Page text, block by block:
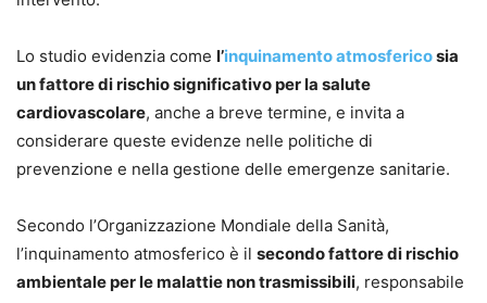
Lo studio evidenzia come l’inquinamento atmosfericosia
un fattore di rischio significativo per la salute
cardiovascolare, anche a breve termine, e invita a
considerare queste evidenze nelle politiche di
prevenzione e nella gestione delle emergenze sanitarie.
Secondo l’Organizzazione Mondiale della Sanità,
l’inquinamento atmosferico è il secondo fattore di rischio
ambientale per le malattie non trasmissibili, responsabile